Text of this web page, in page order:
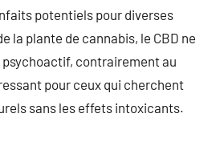
potentiels pour diverses
la plante de cannabis, le CBD ne
psychoactif, contrairement au
pour ceux qui cherchent
sans les effets intoxicants.